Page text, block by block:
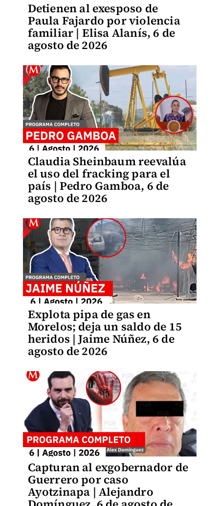
Detienen al exesposo de
Paula Fajardo por violencia
familiar | Elisa Alanís, 6 de
agosto de 2026
Claudia Sheinbaum reevalúa
el uso del fracking para el
país | Pedro Gamboa, 6 de
agosto de 2026
Explota pipa de gas en
Morelos; deja un saldo de 15
heridos | Jaime Núñez, 6 de
agosto de 2026
Capturan al exgobernador de
Guerrero por caso
Ayotzinapa | Alejandro